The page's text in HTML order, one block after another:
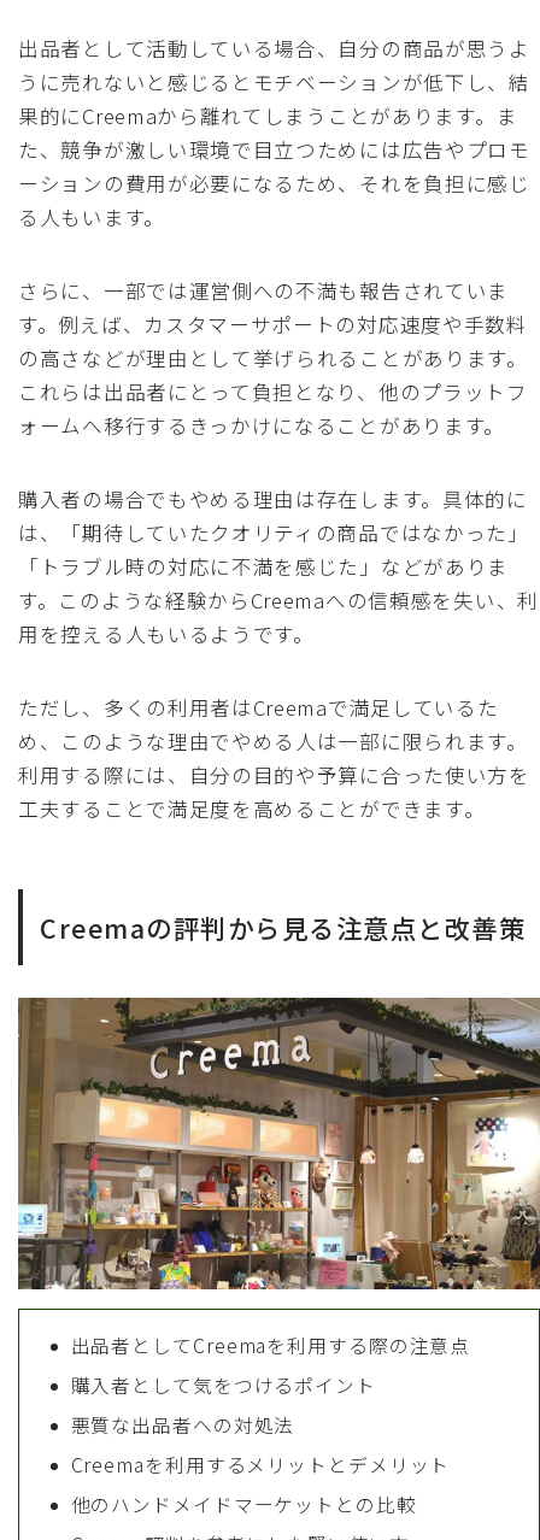
出品者として活動している場合、自分の商品が思うよ
うに売れないと感じるとモチベーションが低下し、結
果的にCreemaから離れてしまうことがあります。ま
た、競争が激しい環境で目立つためには広告やプロモ
ーションの費用が必要になるため、それを負担に感じ
る人もいます。
さらに、一部では運営側への不満も報告されていま
す。例えば、カスタマーサポートの対応速度や手数料
の高さなどが理由として挙げられることがあります。
これらは出品者にとって負担となり、他のプラットフ
ォームへ移行するきっかけになることがあります。
購入者の場合でもやめる理由は存在します。具体的に
は、「期待していたクオリティの商品ではなかった」
「トラブル時の対応に不満を感じた」などがありま
す。このような経験からCreemaへの信頼感を失い、利
用を控える人もいるようです。
ただし、多くの利用者はCreemaで満足しているた
め、このような理由でやめる人は一部に限られます。
利用する際には、自分の目的や予算に合った使い方を
工夫することで満足度を高めることができます。
Creemaの評判から見る注意点と改善策
出品者としてCreemaを利用する際の注意点
購入者として気をつけるポイント
悪質な出品者への対処法
Creemaを利用するメリットとデメリット
他のハンドメイドマーケットとの比較